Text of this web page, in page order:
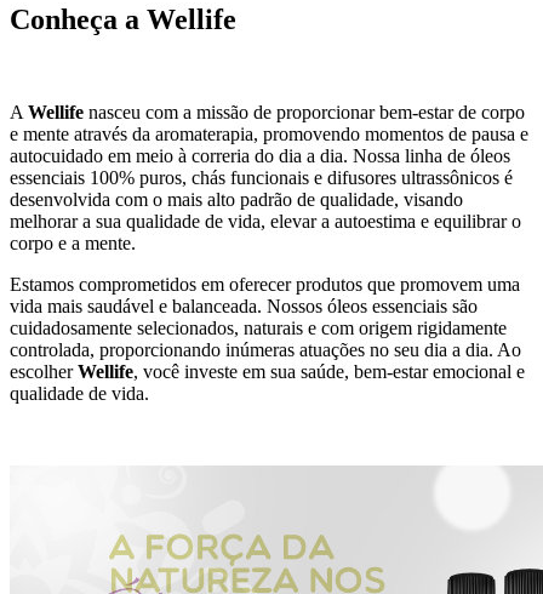
Conheça a Wellife
A Wellife nasceu com a missão de proporcionar bem-estar de corpo
e mente através da aromaterapia, promovendo momentos de pausa e
autocuidado em meio à correria do dia a dia. Nossa linha de óleos
essenciais 100% puros, chás funcionais e difusores ultrassônicos é
desenvolvida com o mais alto padrão de qualidade, visando
melhorar a sua qualidade de vida, elevar a autoestima e equilibrar o
corpo e a mente.
Estamos comprometidos em oferecer produtos que promovem uma
vida mais saudável e balanceada. Nossos óleos essenciais são
cuidadosamente selecionados, naturais e com origem rigidamente
controlada, proporcionando inúmeras atuações no seu dia a dia. Ao
escolherWellife, você investe em sua saúde, bem-estar emocional e
qualidade de vida.